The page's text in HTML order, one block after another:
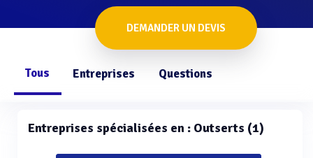
DEMANDER UN DEVIS
Tous Entreprises Questions
Entreprises spécialisées en : Outserts (1)